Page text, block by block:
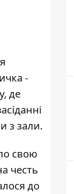
-
де
з зали.
свою
честь
до